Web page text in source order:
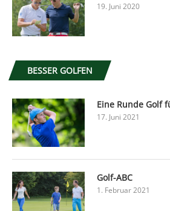
19. Juni 2020
BESSER GOLFEN
Eine Runde Golf
17. Juni 2021
Golf-ABC
1. Februar 2021